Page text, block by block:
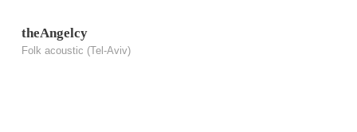
theAngelcy
Folk acoustic (Tel-Aviv)